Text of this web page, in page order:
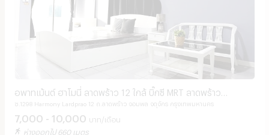
อพาทเม้นต์ ฮาโมนี่ ลาดพร้าว 12 ใกล้ บิ๊กซี MRT ลาดพร้าว
พหลโยธิน และ BTS สถานีห้าแยกลาดพร้าว
ซ.1298 Harmony Lardprao 12 ถ.ลาดพร้าว จอมพล จตุจักร กรุงเทพมหานคร
7,000 - 10,000 บาท/เดือน
ห่างออกไป 660 เมตร